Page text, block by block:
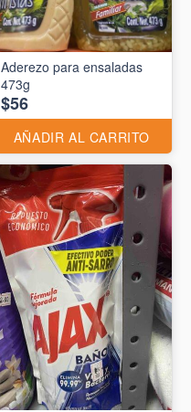
Aderezo para ensaladas
473g
$56
AÑADIR AL CARRITO